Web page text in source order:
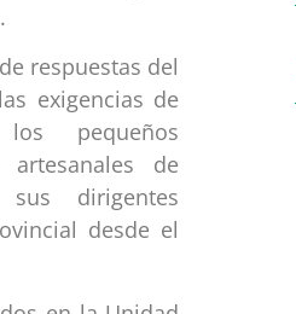
respuestas del
exigencias de
pequeños
de
sus dirigentes
desde el